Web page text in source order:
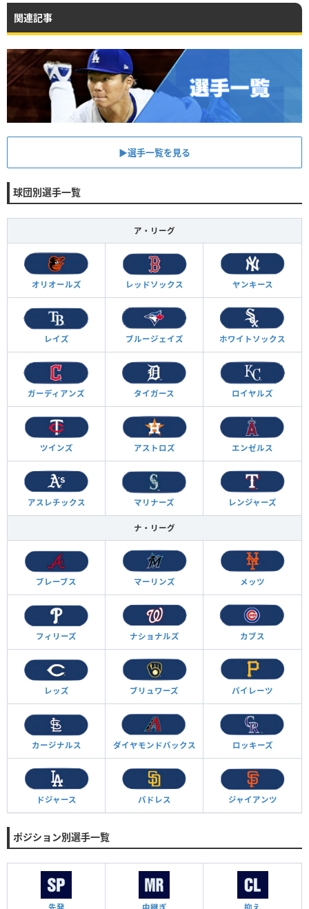
関連記事
▶︎選手一覧を見る
球団別選手一覧
ア・リーグ
オリオールズ レッドソックス ヤンキース
レイズ ブルージェイズ ホワイトソックス
ガーディアンズ タイガース ロイヤルズ
ツインズ アストロズ エンゼルス
アスレチックス マリナーズ レンジャーズ
ナ・リーグ
ブレーブス マーリンズ メッツ
フィリーズ ナショナルズ カブス
レッズ ブリュワーズ パイレーツ
カージナルス ダイヤモンドバックス ロッキーズ
ドジャース パドレス ジャイアンツ
ポジション別選手一覧